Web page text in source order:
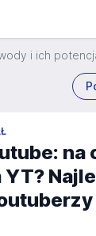
i ich
na
YT?